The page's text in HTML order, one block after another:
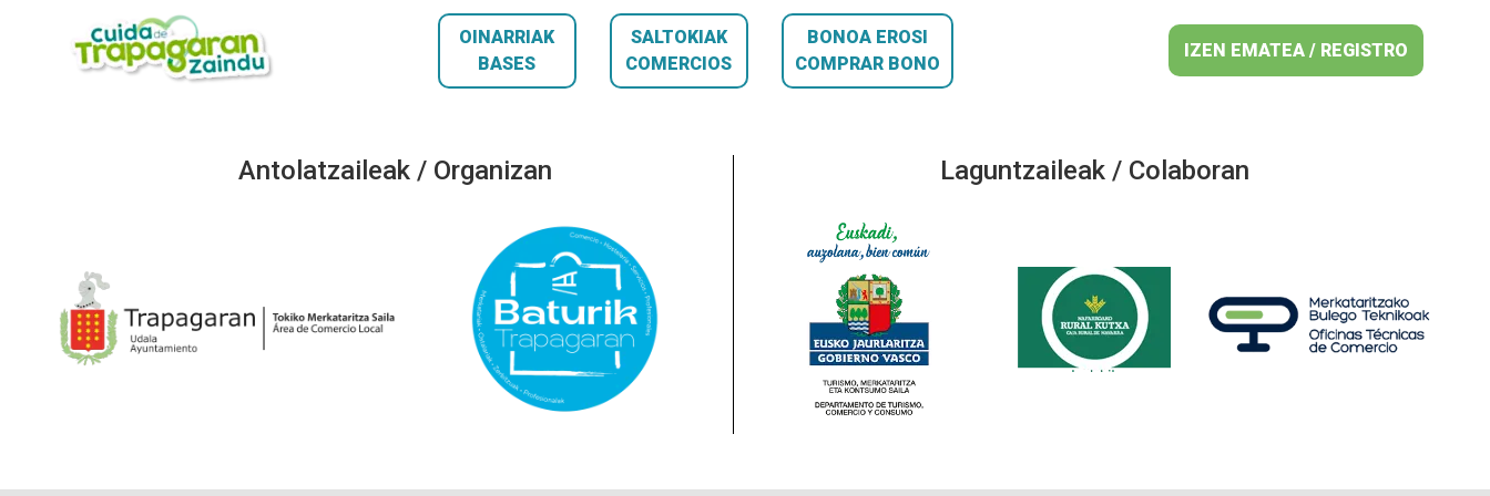
OINARRIAK
BASES
SALTOKIAK
COMERCIOS
BONOA EROSI
COMPRAR BONO
IZEN EMATEA / REGISTRO
Antolatzaileak / Organizan Laguntzaileak / Colaboran